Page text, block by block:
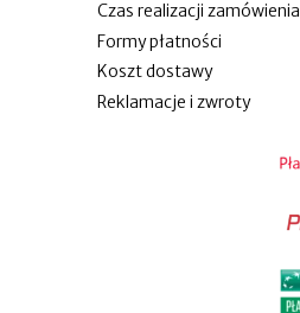
Czas realizacji zamówienia
Formy płatności
Koszt dostawy
Reklamacje i zwroty